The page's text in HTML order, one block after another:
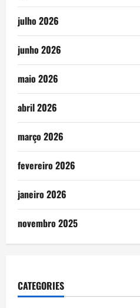
julho 2026
junho 2026
maio 2026
abril 2026
março 2026
fevereiro 2026
janeiro 2026
novembro 2025
CATEGORIES